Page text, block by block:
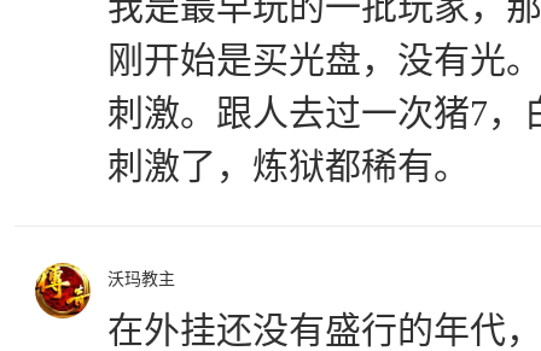
刚开始是买光盘，没有光
刺激。跟人去过一次猪7
刺激了，炼狱都稀有。
沃玛教主
在外挂还没有盛行的年代